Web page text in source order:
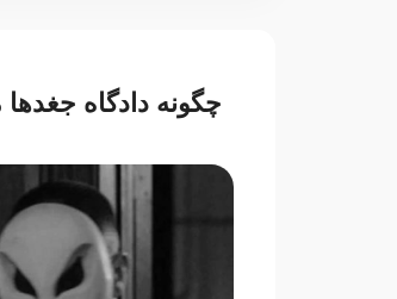
چگونه دادگاه